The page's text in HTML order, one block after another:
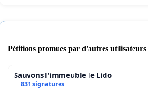
Pétitions promues par d'autres utilisateurs
Sauvons l'immeuble le Lido
831 signatures